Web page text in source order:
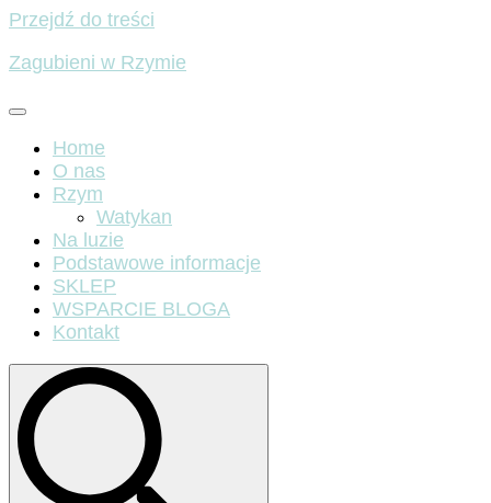
Przejdź do treści
Zagubieni w Rzymie
Home
O nas
Rzym
Watykan
Na luzie
Podstawowe informacje
SKLEP
WSPARCIE BLOGA
Kontakt